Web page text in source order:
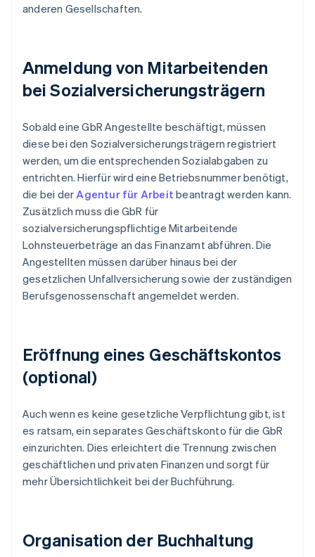
anderen Gesellschaften.
Anmeldung von Mitarbeitenden
bei Sozialversicherungsträgern
Sobald eine GbR Angestellte beschäftigt, müssen
diese bei den Sozialversicherungsträgern registriert
werden, um die entsprechenden Sozialabgaben zu
entrichten. Hierfür wird eine Betriebsnummer benötigt,
die bei derAgentur für Arbeit beantragt werden kann.
Zusätzlich muss die GbR für
sozialversicherungspflichtige Mitarbeitende
Lohnsteuerbeträge an das Finanzamt abführen. Die
Angestellten müssen darüber hinaus bei der
gesetzlichen Unfallversicherung sowie der zuständigen
Berufsgenossenschaft angemeldet werden.
Eröffnung eines Geschäftskontos
(optional)
Auch wenn es keine gesetzliche Verpflichtung gibt, ist
es ratsam, ein separates Geschäftskonto für die GbR
einzurichten. Dies erleichtert die Trennung zwischen
geschäftlichen und privaten Finanzen und sorgt für
mehr Übersichtlichkeit bei der Buchführung.
Organisation der Buchhaltung